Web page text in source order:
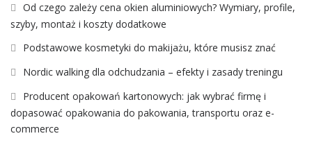
Od czego zależy cena okien aluminiowych? Wymiary, profile,
szyby, montaż i koszty dodatkowe
Podstawowe kosmetyki do makijażu, które musisz znać
Nordic walking dla odchudzania – efekty i zasady treningu
Producent opakowań kartonowych: jak wybrać firmę i
dopasować opakowania do pakowania, transportu oraz e-
commerce